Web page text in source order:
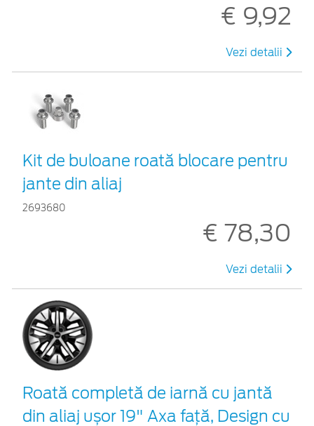
€ 9,92
Vezi detalii
Kit de buloane roată blocare pentru
jante din aliaj
2693680
€ 78,30
Vezi detalii
Roată completă de iarnă cu jantă
din aliaj ușor 19" Axa față, Design cu